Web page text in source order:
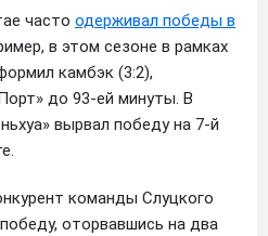
часто одерживал победы в
в этом сезоне в рамках
камбэк (3:2),
до 93-ей минуты. В
вырвал победу на 7-й
команды Слуцкого
оторвавшись на два